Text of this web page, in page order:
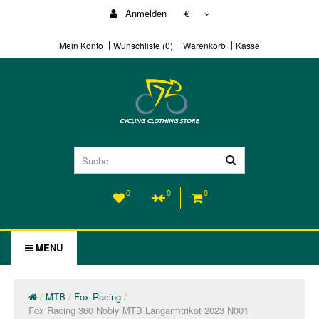
Anmelden €
Mein Konto Wunschliste (0) Warenkorb Kasse
0 0 0
MENU
MTB
Fox Racing
Fox Racing 360 Nobly MTB Langarmtrikot 2023 N001